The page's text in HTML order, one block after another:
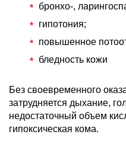
бронхо-,
гипотония;
повышенное
бледность кожи
Без своевременного
затрудняется дыхание,
недостаточный объем
гипоксическая кома.